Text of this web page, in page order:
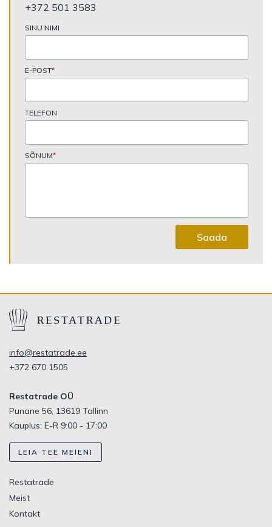
+372 501 3583
SINU NIMI
E-POST*
TELEFON
SÕNUM*
Saada
info@restatrade.ee
+372 670 1505
Restatrade OÜ
Punane 56, 13619 Tallinn
Kauplus: E-R 9:00 - 17:00
LEIA TEE MEIENI
Restatrade
Meist
Kontakt